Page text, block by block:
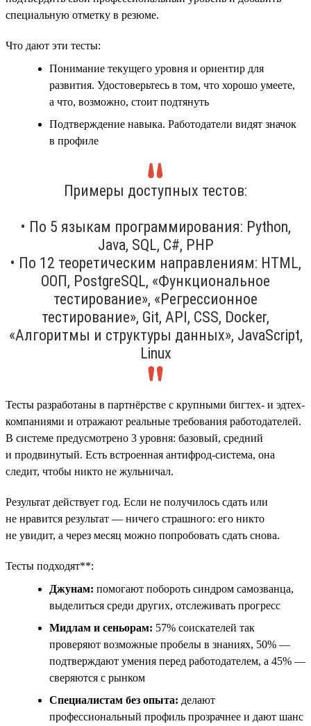
специальную отметку в резюме.
Что дают эти тесты:
Понимание текущего уровня и ориентир для
развития. Удостоверьтесь в том, что хорошо умеете,
а что, возможно, стоит подтянуть
Подтверждение навыка. Работодатели видят значок
в профиле
Примеры доступных тестов:
• По 5 языкам программирования: Python,
Java, SQL, C#, PHP
• По 12 теоретическим направлениям: HTML,
ООП, PostgreSQL, «Функциональное
тестирование», «Регрессионное
тестирование», Git, API, CSS, Docker,
«Алгоритмы и структуры данных», JavaScript,
Linux
Тесты разработаны в партнёрстве с крупными бигтех- и эдтех-
компаниями и отражают реальные требования работодателей.
В системе предусмотрено 3 уровня: базовый, средний
и продвинутый. Есть встроенная антифрод-система, она
следит, чтобы никто не жульничал.
Результат действует год. Если не получилось сдать или
не нравится результат — ничего страшного: его никто
не увидит, а через месяц можно попробовать сдать снова.
Тесты подходят**:
Джунам: помогают побороть синдром самозванца,
выделиться среди других, отслеживать прогресс
Мидлам и сеньорам: 57% соискателей так
проверяют возможные пробелы в знаниях, 50% —
подтверждают умения перед работодателем, а 45% —
сверяются с рынком
Специалистам без опыта: делают
профессиональный профиль прозрачнее и дают шанс